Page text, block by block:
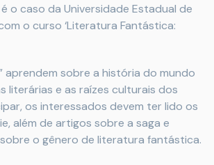
é o caso da Universidade Estadual de
o curso ‘Literatura Fantástica:
aprendem sobre a história do mundo
literárias e as raízes culturais dos
os interessados devem ter lido os
além de artigos sobre a saga e
o gênero de literatura fantástica.